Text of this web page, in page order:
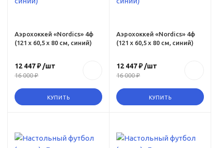
Аэрохоккей «Nordics» 4ф
(121 х 60,5 х 80 см, синий)
12 447 ₽/шт
16 000 ₽
КУПИТЬ
Аэрохоккей «Nordics» 4ф
(121 х 60,5 х 80 см, синий)
12 447 ₽/шт
16 000 ₽
КУПИТЬ